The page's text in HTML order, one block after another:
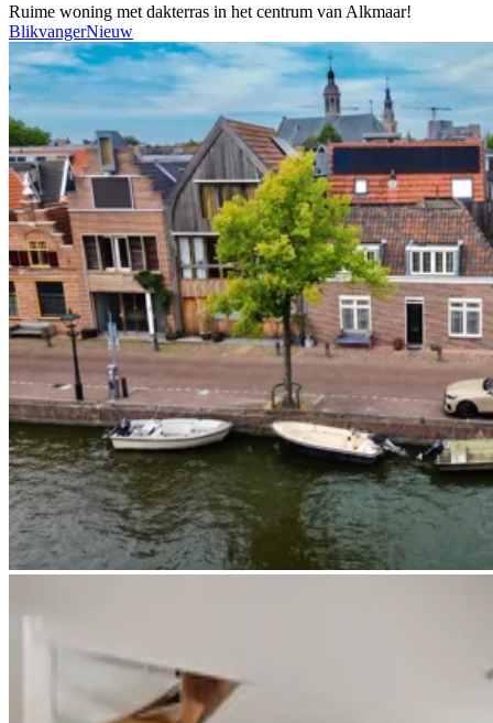
Ruime woning met dakterras in het centrum van Alkmaar!
BlikvangerNieuw